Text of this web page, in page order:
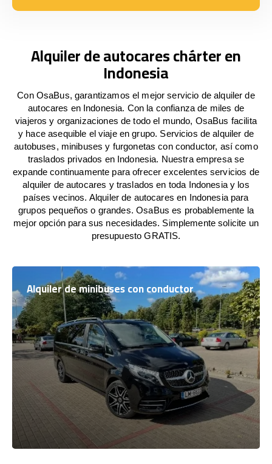
Alquiler de autocares chárter en
Indonesia
Con OsaBus, garantizamos el mejor servicio de alquiler de
autocares en Indonesia. Con la confianza de miles de
viajeros y organizaciones de todo el mundo, OsaBus facilita
y hace asequible el viaje en grupo. Servicios de alquiler de
autobuses, minibuses y furgonetas con conductor, así como
traslados privados en Indonesia. Nuestra empresa se
expande continuamente para ofrecer excelentes servicios de
alquiler de autocares y traslados en toda Indonesia y los
países vecinos. Alquiler de autocares en Indonesia para
grupos pequeños o grandes. OsaBus es probablemente la
mejor opción para sus necesidades. Simplemente solicite un
presupuesto GRATIS.
Alquiler de minibuses con conductor